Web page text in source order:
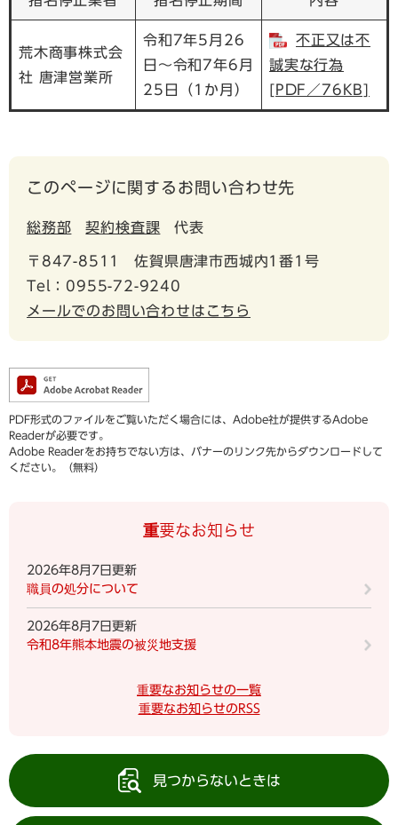
荒木商事株式会
社 唐津営業所
令和7年5月26
日～令和7年6月
25日（1か月）
不正又は不
誠実な行為
[PDF／76KB]
このページに関するお問い合わせ先
総務部 契約検査課 代表
〒847-8511
佐賀県唐津市西城内1番1号
Tel：0955-72-9240
メールでのお問い合わせはこちら
PDF形式のファイルをご覧いただく場合には、Adobe社が提供するAdobe
Readerが必要です。
Adobe Readerをお持ちでない方は、バナーのリンク先からダウンロードして
ください。（無料）
重要なお知らせ
2026年8月7日更新
職員の処分について
2026年8月7日更新
令和8年熊本地震の被災地支援
重要なお知らせの一覧
重要なお知らせのRSS
見つからないときは